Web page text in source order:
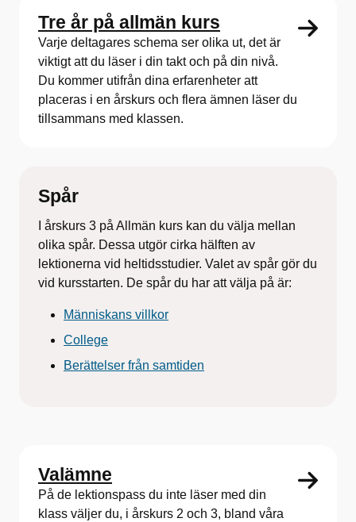
Tre år på allmän kurs
Varje deltagares schema ser olika ut, det är
viktigt att du läser i din takt och på din nivå.
Du kommer utifrån dina erfarenheter att
placeras i en årskurs och flera ämnen läser du
tillsammans med klassen.
Spår
I årskurs 3 på Allmän kurs kan du välja mellan
olika spår. Dessa utgör cirka hälften av
lektionerna vid heltidsstudier. Valet av spår gör du
vid kursstarten. De spår du har att välja på är:
Människans villkor
College
Berättelser från samtiden
Valämne
På de lektionspass du inte läser med din
klass väljer du, i årskurs 2 och 3, bland våra